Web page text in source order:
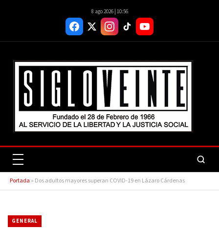
8 ago 2026 | 10:56
Portada » Dos adultos mayores superan COVID-19 en Lázaro Cárdenas
GENERAL